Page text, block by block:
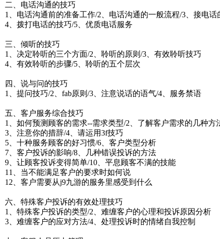
二、电话沟通的技巧
1、电话沟通前的准备工作/2、电话沟通的一般流程/3、接电话
4、拨打电话的技巧/5、优质电话服务
三、倾听的技巧
1、决定聆听的三个方面/2、聆听的原则/3、有效聆听技巧
4、有效聆听的步骤/5、聆听的五个层次
四、说与问的技巧
1、提问技巧/2、fab原则/3、注意说话的语气/4、服务禁语
五、客户服务综合技巧
1、如何预测顾客的需求--需求类型/2、了解客户需求的几种方
3、注意你的措辞/4、请运用3f技巧
5、十种服务顾客的好习惯/6、客户类型分析
7、客户投诉的影响/8、几种错误投诉的方法
9、让顾客投诉变得简单/10、平息顾客不满的技能
11、当不能满足客户的要求时如何说
12、客户需要从j9九游的服务里感受到什么
六、特殊客户投诉的有效处理技巧
1、特殊客户投诉的类型/2、难缠客户的心理和投诉原因分析
3、难缠客户的应对方法/4、处理投诉时的情绪自我控制